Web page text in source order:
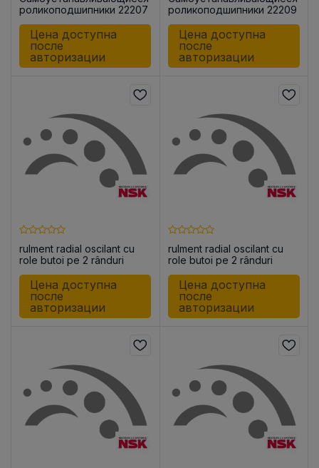
роликоподшипники 22207
Цена доступна
после
авторизации
роликоподшипники 22209
Цена доступна
после
авторизации
rulment radial oscilant cu
role butoi pe 2 rânduri
Цена доступна
после
авторизации
rulment radial oscilant cu
role butoi pe 2 rânduri
Цена доступна
после
авторизации